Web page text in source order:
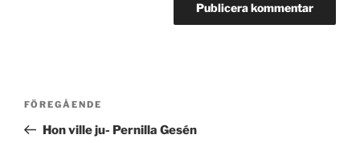
Inläggsnavigering
Föregående
inlägg
FÖREGÅENDE
Hon ville ju- Pernilla Gesén